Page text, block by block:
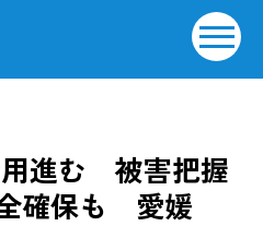
用進む 被害把握
確保も 愛媛